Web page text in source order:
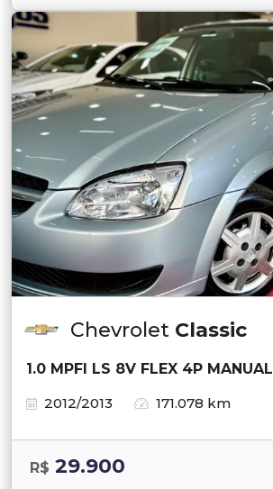
Chevrolet Classic
1.0 MPFI LS 8V FLEX 4P MANUAL
2012/2013
171.078 km
R$ 29.900